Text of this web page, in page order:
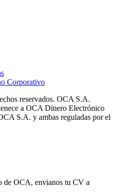
Corporativo
reservados. OCA S.A.
a OCA Dinero Electrónico
S.A. y ambas reguladas por el
de OCA, envianos tu CV a